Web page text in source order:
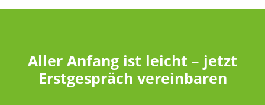
Aller Anfang ist leicht – jetzt
Erstgespräch vereinbaren